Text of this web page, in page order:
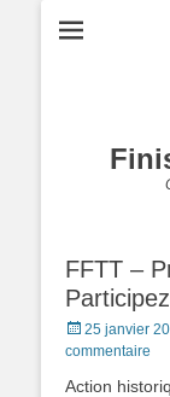
FFTT –
Posted
on
25 janvier
commentaire
Action